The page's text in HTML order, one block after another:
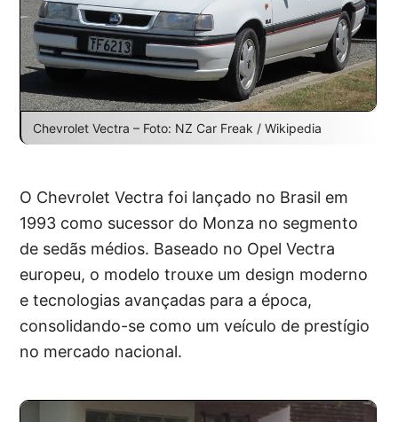
Chevrolet Vectra – Foto: NZ Car Freak / Wikipedia
O Chevrolet Vectra foi lançado no Brasil em
1993 como sucessor do Monza no segmento
de sedãs médios. Baseado no Opel Vectra
europeu, o modelo trouxe um design moderno
e tecnologias avançadas para a época,
consolidando-se como um veículo de prestígio
no mercado nacional.